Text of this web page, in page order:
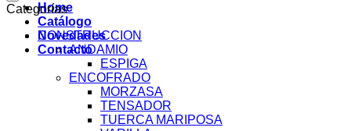
Home
Catálogo
Novedades
Contacto
Categorías
CONSTRUCCION
ANDAMIO
ESPIGA
ENCOFRADO
MORZASA
TENSADOR
TUERCA MARIPOSA